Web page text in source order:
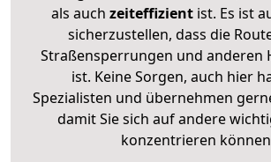
als auch zeiteffizientist. Es ist
sicherzustellen, dass die
Straßensperrungen und anderen
ist. Keine Sorgen, auch hier
Spezialisten und übernehmen
damit Sie sich auf andere
konzentrieren